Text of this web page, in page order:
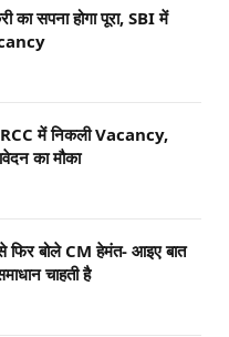
का सपना होगा पूरा, SBI में
में निकली Vacancy,
का मौका
फिर बोले CM हेमंत- आइए बात
चाहती है